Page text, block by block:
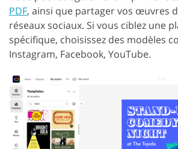
PDF, ainsi que partager vos œuvres
réseaux sociaux. Si vous ciblez une
spécifique, choisissez des modèles
Instagram, Facebook, YouTube.